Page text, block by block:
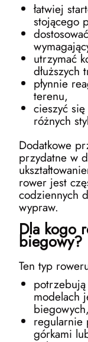
łatwiej
stojącego
utrzymać
dłuższych
płynnie
terenu,
cieszyć
różnych
Dodatkowe
przydatne w
rower jest
codziennych
wypraw.
Dla kogo
biegowy?
Ten typ
modelach
biegowych,
regularnie
górkami